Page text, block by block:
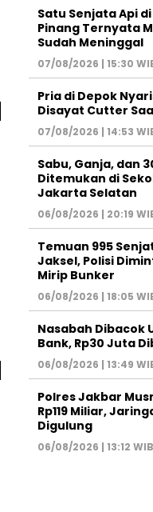
Satu Senjata Api
Pinang Ternyata
Sudah Meninggal
07/08/2026 | 15:30
Pria di Depok
Disayat Cutter
07/08/2026 | 14:53
Sabu, Ganja, dan
Ditemukan di
Jakarta Selatan
06/08/2026 | 20:19
Temuan 995
Jaksel, Polisi
Mirip Bunker
06/08/2026 | 18:05
Nasabah Dibacok
Bank, Rp30 Juta
06/08/2026 | 13:49
Polres Jakbar
Rp119 Miliar,
Digulung
06/08/2026 | 13:12 WIB